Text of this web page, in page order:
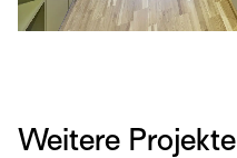
Weitere Projekte